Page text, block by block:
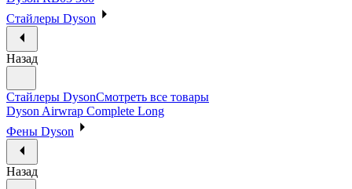
Стайлеры Dyson
Назад
Стайлеры DysonСмотреть все товары
Dyson Airwrap Complete Long
Фены Dyson
Назад